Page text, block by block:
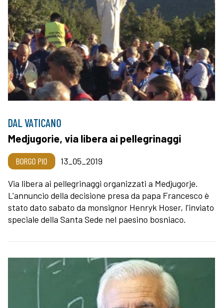
DAL VATICANO
Medjugorie, via libera ai pellegrinaggi
BORGO PIO 13_05_2019
Via libera ai pellegrinaggi organizzati a Medjugorje.
L'annuncio della decisione presa da papa Francesco è
stato dato sabato da monsignor Henryk Hoser, l'inviato
speciale della Santa Sede nel paesino bosniaco.